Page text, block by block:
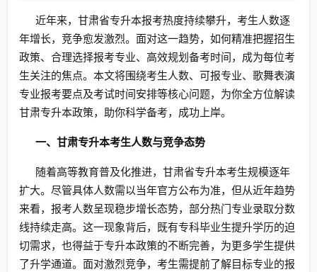
近年来，甘肃省专升本报考热度持续攀升，考生人数逐
年增长，竞争愈发激烈。面对这一趋势，如何精准把握招生
政策、合理选择报考专业、高效规划备考时间，成为每位考
生关注的焦点。本文将围绕考生人数、可报专业、歌舞表演
专业报考要点及考试时间安排等核心问题，为你全方位解读
甘肃专升本政策，助你科学备考，成功上岸。
一、甘肃专升本考生人数与竞争态势
随着高等教育普及化推进，甘肃省专升本考生规模逐年
扩大。尽管具体人数需以当年官方公布为准，但从近年趋势
来看，报考人数呈现稳步增长态势，部分热门专业录取分数
线持续走高。这一现象背后，既有专科毕业生提升学历的迫
切需求，也得益于专升本政策的不断完善，为更多学生提供
了升学通道。面对激烈竞争，考生需提前了解目标专业的报